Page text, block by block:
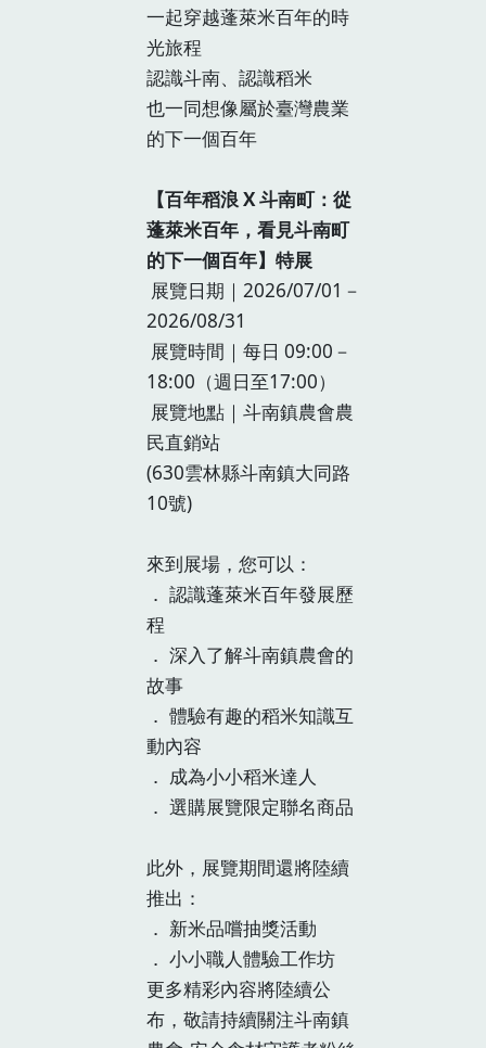
一起穿越蓬萊米百年的時
光旅程
認識斗南、認識稻米
也一同想像屬於臺灣農業
的下一個百年
【百年​稻浪 X 斗南町：從
蓬萊​米百年，​看見​斗​南町​
的​下一​個百年】特展
展覽日期｜2026/07/01－
2026/08/31
展覽時間｜每日 09:00－
18:00（週日至17:00）
展覽地點｜斗南鎮農會農
民直銷站
(630雲林縣斗南鎮大同路
10號)
來到展場，您可以：
． 認識蓬萊米百年發展歷
程
． 深入了解斗南鎮農會的
故事
． 體驗有趣的稻米知識互
動內容
． 成為小小稻米達人
． 選購展覽限定聯名商品
此外，展覽期間還將陸續
推出：
． 新米品嚐抽獎活動
．‍ 小小職人體驗工作坊
更多精彩內容將陸續公
布，敬請持續關注斗南鎮